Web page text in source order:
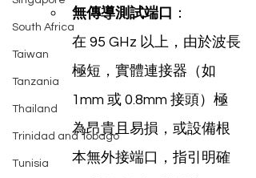
South Africa
Taiwan
Tanzania
Thailand
Trinidad and Tobago
Tunisia
無傳導測試端口
：
在 95 GHz 以上，由於波長
極短，實體連接器（如
1mm 或 0.8mm 接頭）極
為昂貴且易損，或設備根
本無外接端口，指引明確